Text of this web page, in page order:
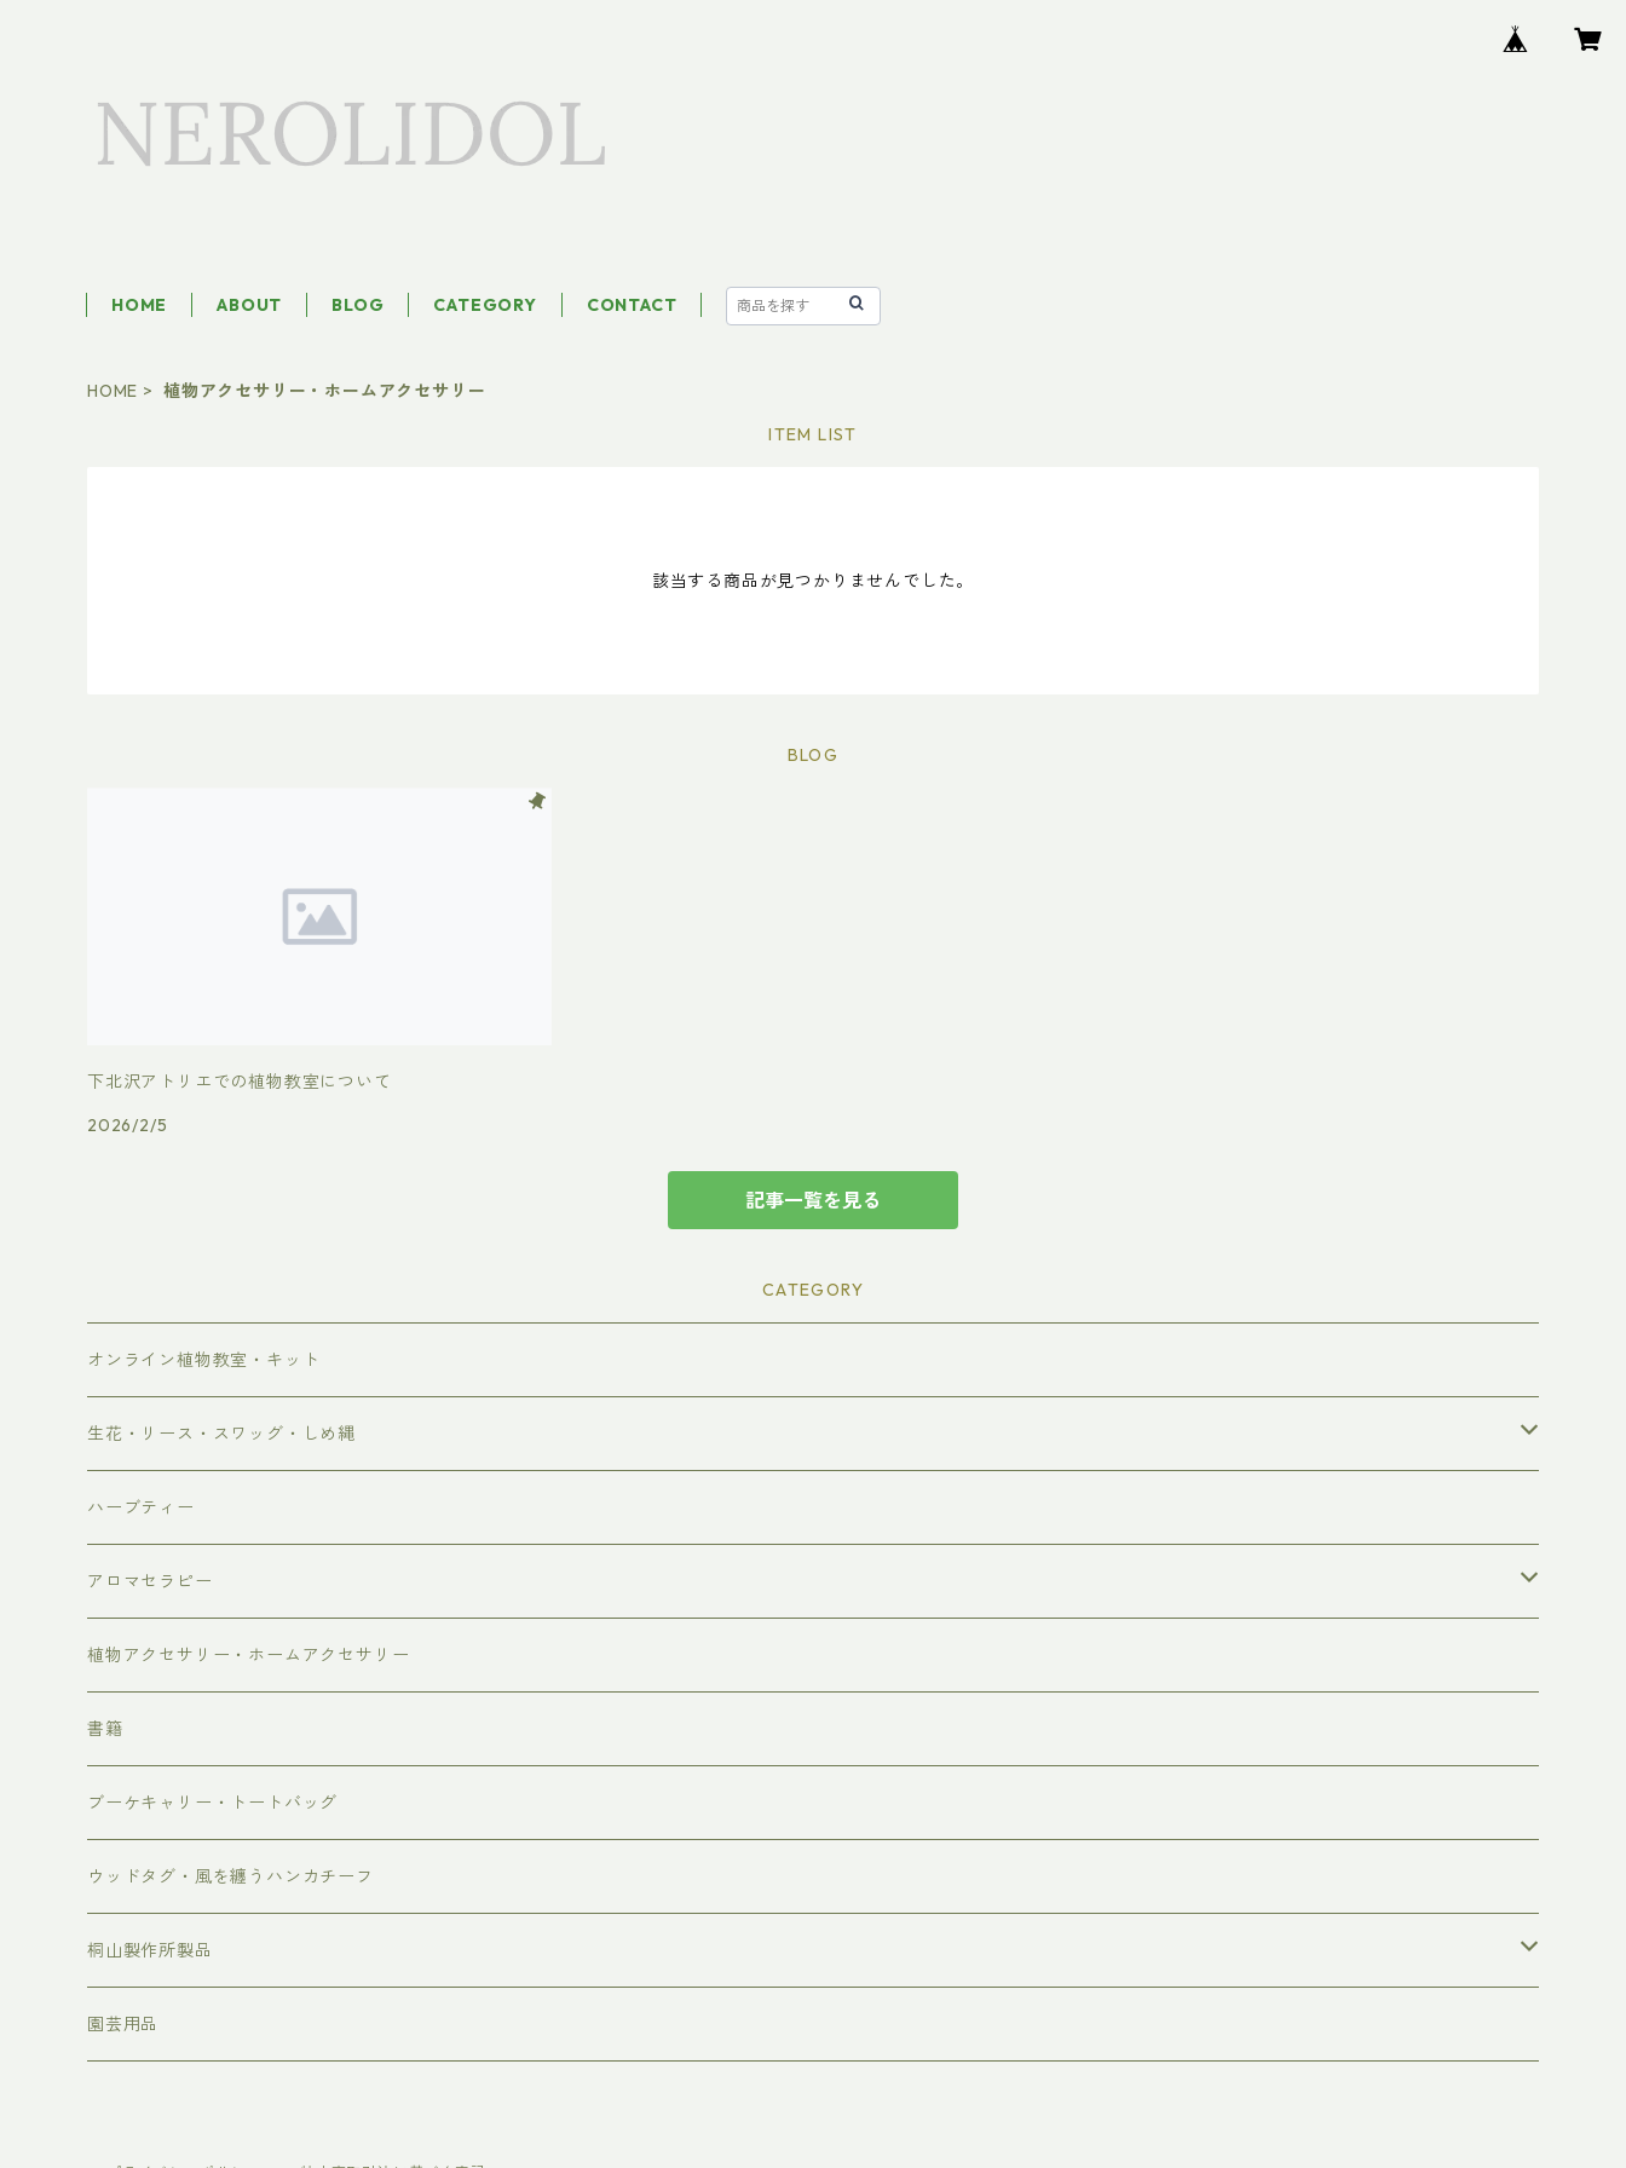
HOME ABOUT BLOG CATEGORY CONTACT
HOME
植物アクセサリー・ホームアクセサリー
ITEM LIST
該当する商品が見つかりませんでした。
BLOG
下北沢アトリエでの植物教室について
2026/2/5
記事一覧を見る
CATEGORY
オンライン植物教室・キット
生花・リース・スワッグ・しめ縄
生花
リース・スワッグ
しめ縄飾り、お正月飾り、お正月のお花
2026年母の日
4/30-5/3着 母の日 早め到着便 10%OFF
5/7-5/9着 母の日通常便
ハーブティー
アロマセラピー
芳香蒸留水
ブレンド精油
植物アクセサリー・ホームアクセサリー
書籍
ブーケキャリー・トートバッグ
ウッドタグ・風を纏うハンカチーフ
桐山製作所製品
蒸留装置
園芸用品